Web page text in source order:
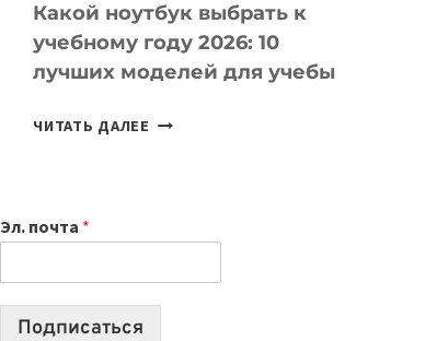
КОДА
Какой ноутбук выбрать к
учебному году 2026: 10
лучших моделей для учебы
ЧИТАТЬ ДАЛЕЕ КАКОЙ
2026:
10
Эл. почта *
Подписаться